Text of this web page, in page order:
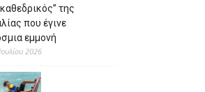
της
που έγινε
εμμονή
2026